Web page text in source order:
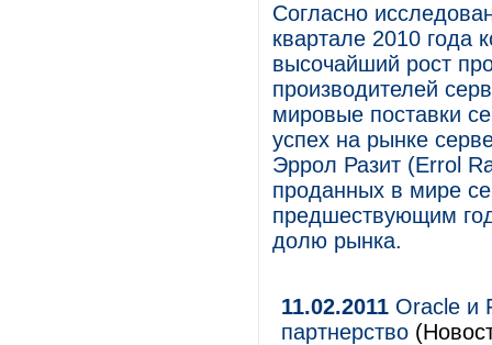
Согласно
квартале 2010 года
высочайший рост
производителей
мировые поставки
успех на рынке
Эррол Разит (Errol
проданных в мире
предшествующим
долю рынка.
11.02.2011 Oracle и
партнерство